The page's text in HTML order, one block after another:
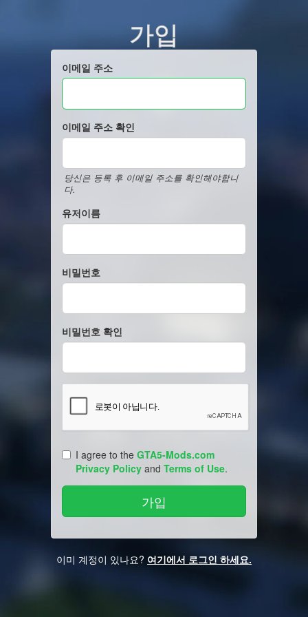
가입
이메일 주소
이메일 주소 확인
당신은 등록 후 이메일 주소를 확인해야합니
다.
유저이름
비밀번호
비밀번호 확인
I agree to the GTA5-Mods.com
Privacy Policy and Terms of Use.
이미 계정이 있나요? 여기에서 로그인 하세요.